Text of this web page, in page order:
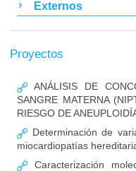
Externos
Proyectos
ANÁLISIS DE
SANGRE MATERNA
RIESGO DE
Determinación de
miocardiopatías
Caracterización